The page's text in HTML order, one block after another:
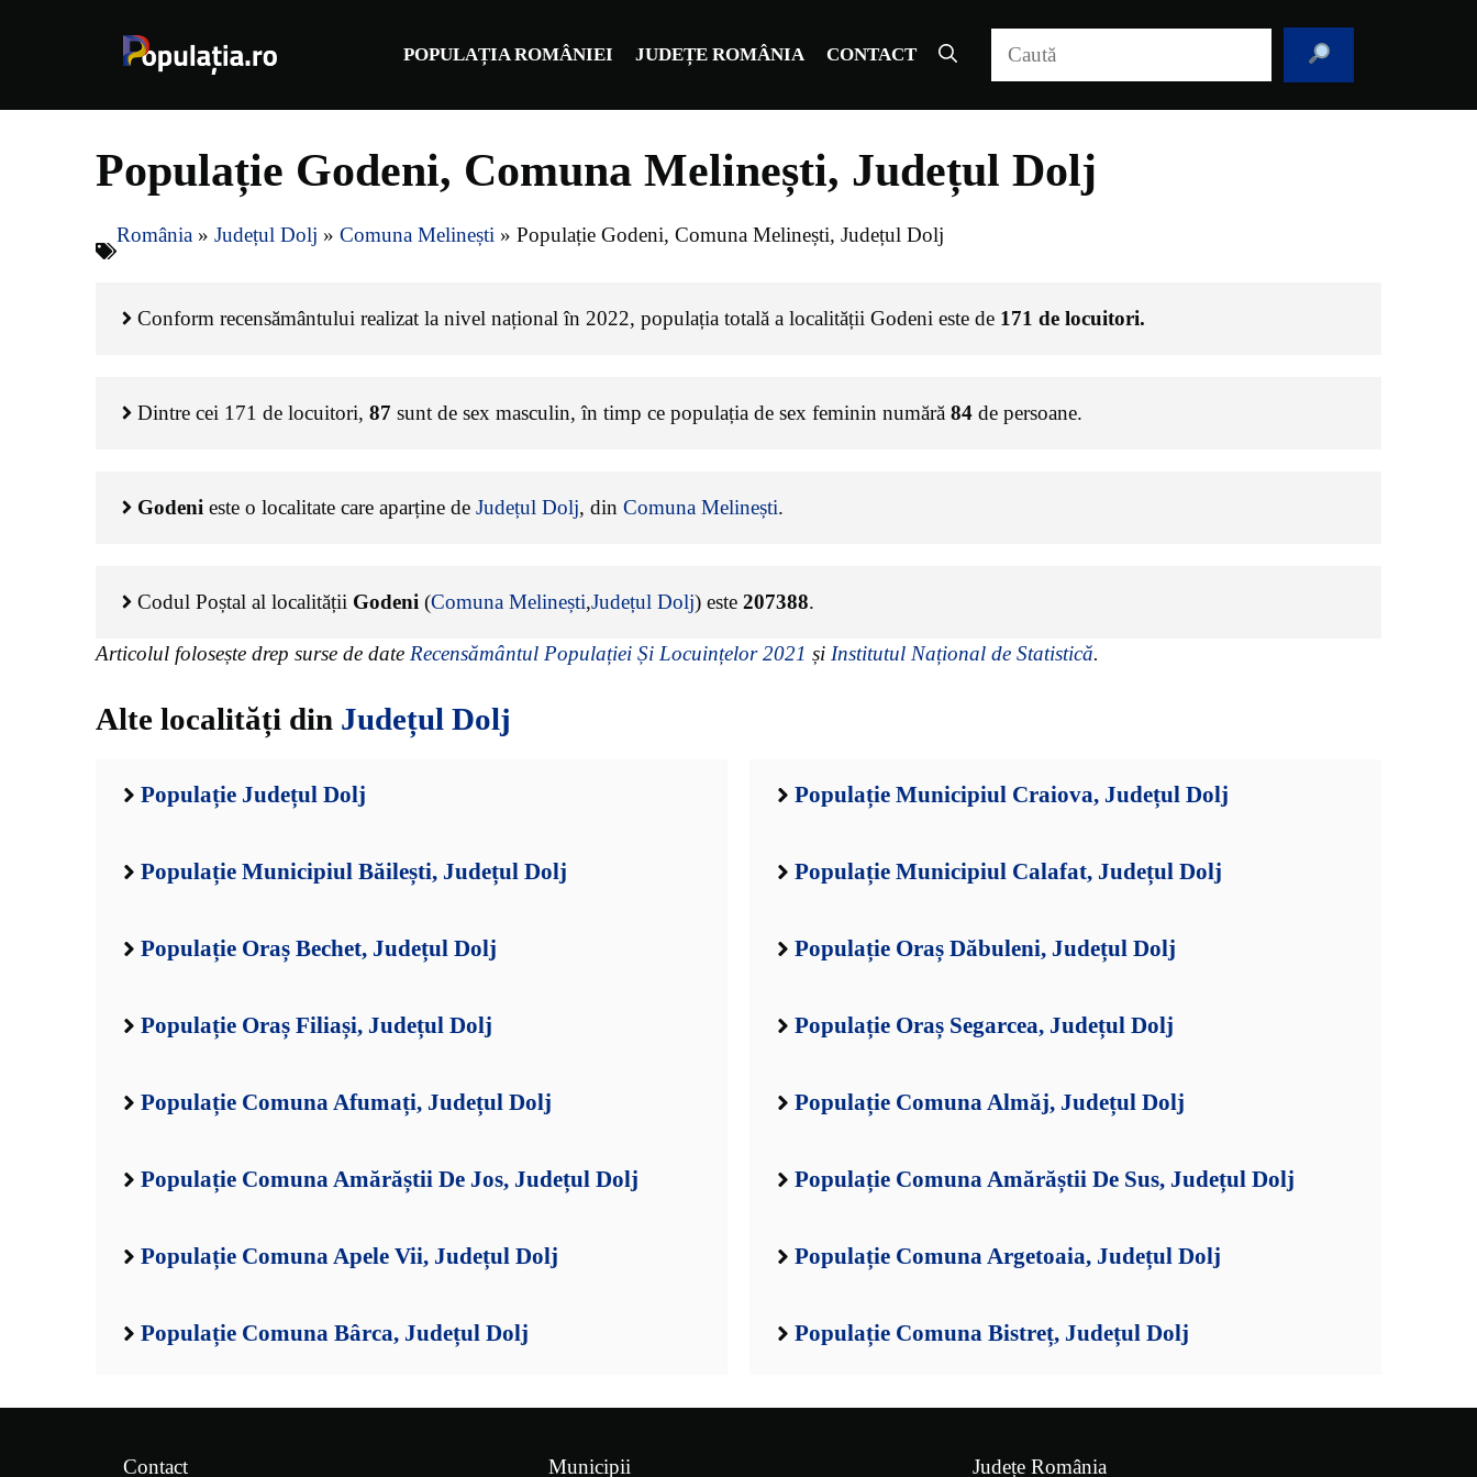
POPULAȚIA ROMÂNIEI JUDEȚE ROMÂNIA CONTACT
Populație Godeni, Comuna Melinești, Județul Dolj
România » Județul Dolj » Comuna Melinești » Populație Godeni, Comuna Melinești, Județul Dolj
Conform recensământului realizat la nivel național în 2022, populația totală a localității Godeni este de 171 de locuitori.
Dintre cei 171 de locuitori, 87 sunt de sex masculin, în timp ce populația de sex feminin numără 84 de persoane.
Godeni este o localitate care aparține de Județul Dolj, din Comuna Melinești.
Codul Poștal al localității Godeni (Comuna Melinești,Județul Dolj) este 207388.
Articolul folosește drep surse de date Recensământul Populației Și Locuințelor 2021 și Institutul Național de Statistică.
Alte localități din Județul Dolj
Populație Județul Dolj Populație Municipiul Craiova, Județul Dolj
Populație Municipiul Băilești, Județul Dolj Populație Municipiul Calafat, Județul Dolj
Populație Oraș Bechet, Județul Dolj Populație Oraș Dăbuleni, Județul Dolj
Populație Oraș Filiași, Județul Dolj Populație Oraș Segarcea, Județul Dolj
Populație Comuna Afumați, Județul Dolj Populație Comuna Almăj, Județul Dolj
Populație Comuna Amărăștii De Jos, Județul Dolj Populație Comuna Amărăștii De Sus, Județul Dolj
Populație Comuna Apele Vii, Județul Dolj Populație Comuna Argetoaia, Județul Dolj
Populație Comuna Bârca, Județul Dolj Populație Comuna Bistreț, Județul Dolj
Contact Municipii Județe România